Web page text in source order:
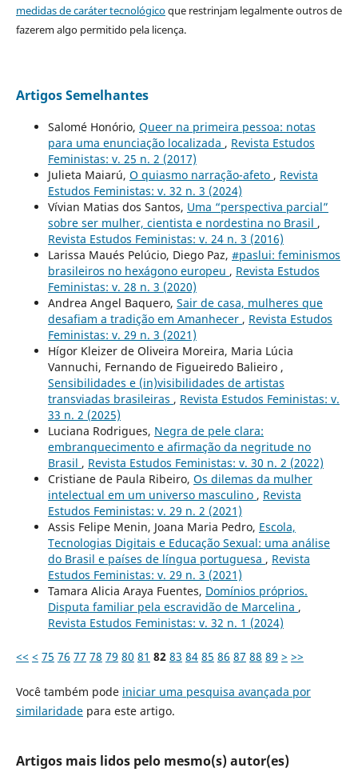
medidas de caráter tecnológicoque restrinjam legalmente outros de
fazerem algo permitido pela licença.
Artigos Semelhantes
Salomé Honório, Queer na primeira pessoa: notas
para uma enunciação localizada , Revista Estudos
Feministas: v. 25 n. 2 (2017)
Julieta Maiarú, O quiasmo narração-afeto , Revista
Estudos Feministas: v. 32 n. 3 (2024)
Vívian Matias dos Santos, Uma “perspectiva parcial”
sobre ser mulher, cientista e nordestina no Brasil ,
Revista Estudos Feministas: v. 24 n. 3 (2016)
Larissa Maués Pelúcio, Diego Paz, #paslui: feminismos
brasileiros no hexágono europeu , Revista Estudos
Feministas: v. 28 n. 3 (2020)
Andrea Angel Baquero, Sair de casa, mulheres que
desafiam a tradição em Amanhecer , Revista Estudos
Feministas: v. 29 n. 3 (2021)
Hígor Kleizer de Oliveira Moreira, Maria Lúcia
Vannuchi, Fernando de Figueiredo Balieiro ,
Sensibilidades e (in)visibilidades de artistas
transviadas brasileiras , Revista Estudos Feministas: v.
33 n. 2 (2025)
Luciana Rodrigues, Negra de pele clara:
embranquecimento e afirmação da negritude no
Brasil , Revista Estudos Feministas: v. 30 n. 2 (2022)
Cristiane de Paula Ribeiro, Os dilemas da mulher
intelectual em um universo masculino , Revista
Estudos Feministas: v. 29 n. 2 (2021)
Assis Felipe Menin, Joana Maria Pedro, Escola,
Tecnologias Digitais e Educação Sexual: uma análise
do Brasil e países de língua portuguesa , Revista
Estudos Feministas: v. 29 n. 3 (2021)
Tamara Alicia Araya Fuentes, Domínios próprios.
Disputa familiar pela escravidão de Marcelina ,
Revista Estudos Feministas: v. 32 n. 1 (2024)
<< < 75 76 77 78 79 80 81 82 83 84 85 86 87 88 89 > >>
Você também pode iniciar uma pesquisa avançada por
similaridadepara este artigo.
Artigos mais lidos pelo mesmo(s) autor(es)